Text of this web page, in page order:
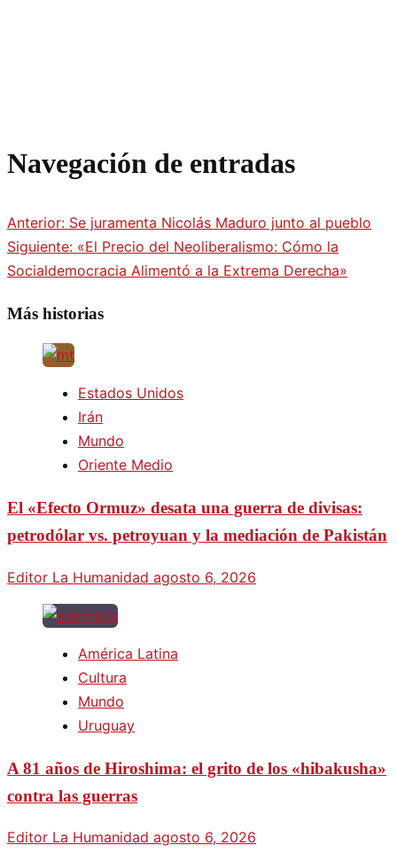
Navegación de entradas
Anterior: Se juramenta Nicolás Maduro junto al pueblo
Siguiente: «El Precio del Neoliberalismo: Cómo la
Socialdemocracia Alimentó a la Extrema Derecha»
Más historias
Estados Unidos
Irán
Mundo
Oriente Medio
El «Efecto Ormuz» desata una guerra de divisas:
petrodólar vs. petroyuan y la mediación de Pakistán
Editor La Humanidad agosto 6, 2026
América Latina
Cultura
Mundo
Uruguay
A 81 años de Hiroshima: el grito de los «hibakusha»
contra las guerras
Editor La Humanidad agosto 6, 2026